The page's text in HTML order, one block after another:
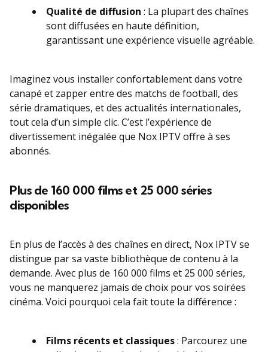
Qualité de diffusion : La plupart des chaînes
sont diffusées en haute définition,
garantissant une expérience visuelle agréable.
Imaginez vous installer confortablement dans votre
canapé et zapper entre des matchs de football, des
série dramatiques, et des actualités internationales,
tout cela d’un simple clic. C’est l’expérience de
divertissement inégalée que Nox IPTV offre à ses
abonnés.
Plus de 160 000 films et 25 000 séries
disponibles
En plus de l’accès à des chaînes en direct, Nox IPTV se
distingue par sa vaste bibliothèque de contenu à la
demande. Avec plus de 160 000 films et 25 000 séries,
vous ne manquerez jamais de choix pour vos soirées
cinéma. Voici pourquoi cela fait toute la différence :
Films récents et classiques: Parcourez une